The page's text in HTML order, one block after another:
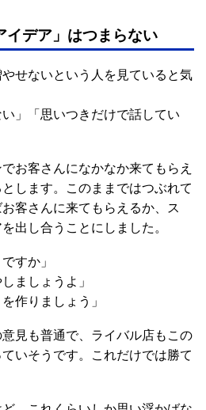
イデア」はつまらない
せないという人を見ていると気
」「思いつきだけで話してい
お客さんになかなか来てもらえ
します。このままではつぶれて
客さんに来てもらえるか、ス
出し合うことにしました。
すか」
ましょうよ」
作りましょう」
見も普通で、ライバル店もこの
いそうです。これだけでは勝て